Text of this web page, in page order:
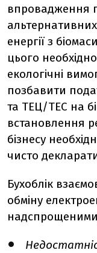
впровадження
енергії з
цього
екологічні
позбавити
та ТЕЦ/ТЕС на
встановлення
бізнесу
чисто
Бухоблік
обміну